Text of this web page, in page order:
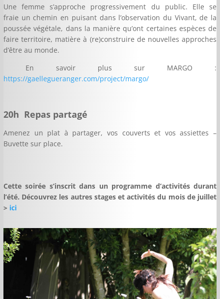
Une femme s’approche progressivement du public. Elle se
fraie un chemin en puisant dans l’observation du Vivant, de la
poussée végétale, dans la manière qu’ont certaines espèces de
faire territoire, matière à (re)construire de nouvelles approches
d’être au monde.
En savoir plus sur MARGO :
https://gaellegueranger.com/project/margo/
20h Repas partagé
Amenez un plat à partager, vos couverts et vos assiettes –
Buvette sur place.
Cette soirée s’inscrit dans un programme d’activités durant
l’été. Découvrez les autres stages et activités du mois de juillet
> ici